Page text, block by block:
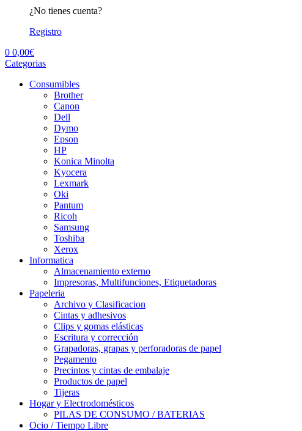
¿No tienes cuenta?
Registro
0 0,00€
Categorias
Consumibles
Brother
Canon
Dell
Dymo
Epson
HP
Konica Minolta
Kyocera
Lexmark
Oki
Pantum
Ricoh
Samsung
Toshiba
Xerox
Informatica
Almacenamiento externo
Impresoras, Multifunciones, Etiquetadoras
Papeleria
Archivo y Clasificacion
Cintas y adhesivos
Clips y gomas elásticas
Escritura y corrección
Grapadoras, grapas y perforadoras de papel
Pegamento
Precintos y cintas de embalaje
Productos de papel
Tijeras
Hogar y Electrodomésticos
PILAS DE CONSUMO / BATERIAS
Ocio / Tiempo Libre